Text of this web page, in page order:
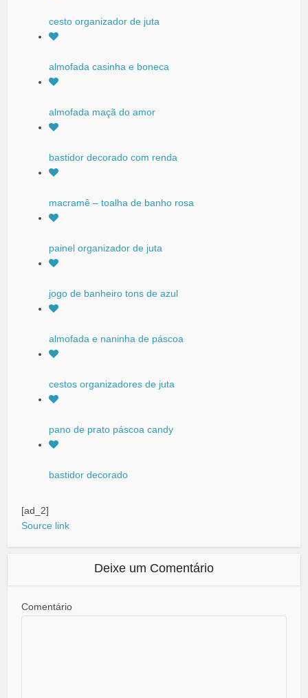
cesto organizador de juta
almofada casinha e boneca
almofada maçã do amor
bastidor decorado com renda
macramê – toalha de banho rosa
painel organizador de juta
jogo de banheiro tons de azul
almofada e naninha de páscoa
cestos organizadores de juta
pano de prato páscoa candy
bastidor decorado
[ad_2]
Source link
Deixe um Comentário
Comentário